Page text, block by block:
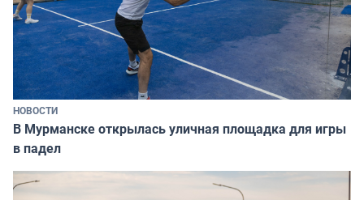
НОВОСТИ
В Мурманске открылась уличная площадка для игры
в падел